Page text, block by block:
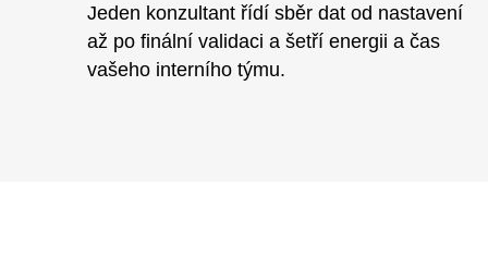
Jeden konzultant řídí sběr dat od nastavení
až po finální validaci a šetří energii a čas
vašeho interního týmu.